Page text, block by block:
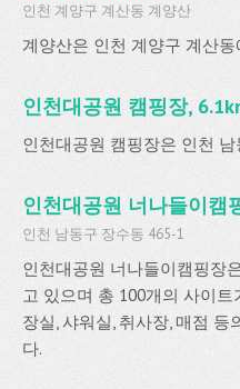
인천 계양구 계산동 계양산
계양산은 인천 계양구 계산
인천대공원 캠핑장,
인천대공원 캠핑장은 인천
인천대공원 너나들이캠
인천 남동구 장수동 465-1
인천대공원 너나들이캠핑장
고 있으며 총 100개의 사이트
장실, 샤워실, 취사장, 매점
다.